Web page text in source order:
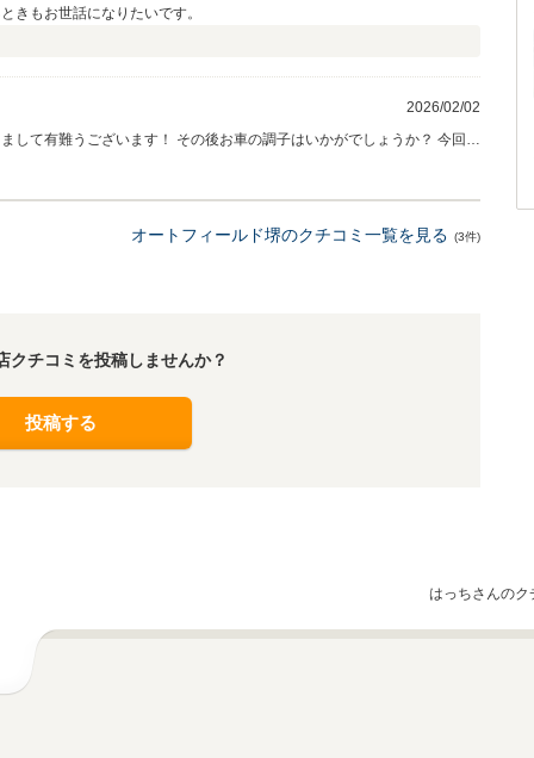
きもお世話になりたいです。
2026/02/02
オートフィールド堺のクチコミ一覧を見る (3件)
クチコミを投稿しませんか？
投稿する
はっちさんのク